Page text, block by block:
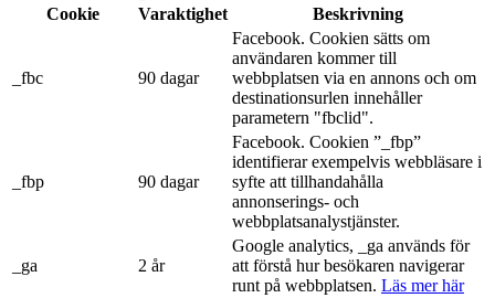
Cookie
Varaktighet Beskrivning
_fbc 90 dagar
Facebook. Cookien sätts om
användaren kommer till
webbplatsen via en annons och om
destinationsurlen innehåller
parametern "fbclid".
_fbp 90 dagar
Facebook. Cookien ”_fbp”
identifierar exempelvis webbläsare i
syfte att tillhandahålla
annonserings- och
webbplatsanalystjänster.
_ga 2 år
Google analytics, _ga används för
att förstå hur besökaren navigerar
runt på webbplatsen. Läs mer här